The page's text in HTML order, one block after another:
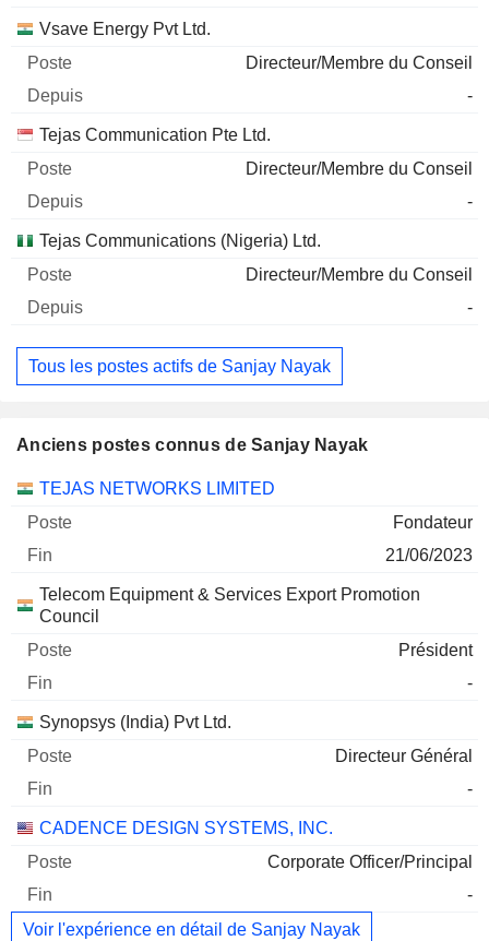
Vsave Energy Pvt Ltd.
Directeur/Membre du Conseil
-
Tejas Communication Pte Ltd.
Directeur/Membre du Conseil
-
Tejas Communications (Nigeria) Ltd.
Directeur/Membre du Conseil
-
Tous les postes actifs de Sanjay Nayak
Anciens postes connus de Sanjay Nayak
Sociétés Poste Fin
TEJAS NETWORKS LIMITED
Fondateur
21/06/2023
Telecom Equipment & Services Export Promotion
Council
Président
-
Synopsys (India) Pvt Ltd.
Directeur Général
-
CADENCE DESIGN SYSTEMS, INC.
Corporate Officer/Principal
-
Voir l'expérience en détail de Sanjay Nayak